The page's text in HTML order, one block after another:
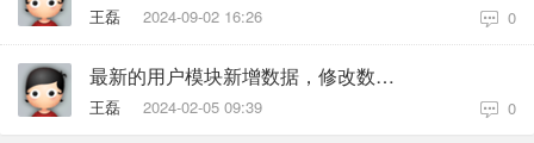
王磊 2024-09-02 16:26 0
最新的用户模块新增数据，修改数据有bug,无法提交
王磊 2024-02-05 09:39 0